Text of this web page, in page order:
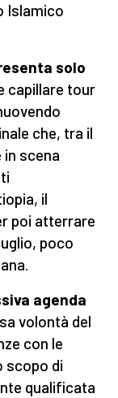
Islamico
solo
capillare tour
che, tra il
in scena
il
poi atterrare
poco
agenda
volontà del
con le
scopo di
qualificata